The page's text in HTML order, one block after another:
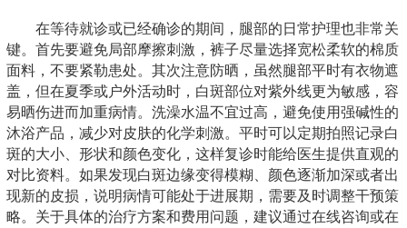
在等待就诊或已经确诊的期间，腿部的日常护理也非常关
键。首先要避免局部摩擦刺激，裤子尽量选择宽松柔软的棉质
面料，不要紧勒患处。其次注意防晒，虽然腿部平时有衣物遮
盖，但在夏季或户外活动时，白斑部位对紫外线更为敏感，容
易晒伤进而加重病情。洗澡水温不宜过高，避免使用强碱性的
沐浴产品，减少对皮肤的化学刺激。平时可以定期拍照记录白
斑的大小、形状和颜色变化，这样复诊时能给医生提供直观的
对比资料。如果发现白斑边缘变得模糊、颜色逐渐加深或者出
现新的皮损，说明病情可能处于进展期，需要及时调整干预策
略。关于具体的治疗方案和费用问题，建议通过在线咨询或在